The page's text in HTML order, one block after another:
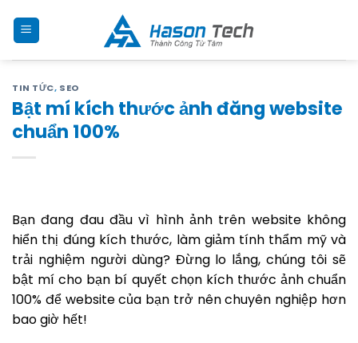
content
TIN TỨC, SEO
Bật mí kích thước ảnh đăng website
chuẩn 100%
Bạn đang đau đầu vì hình ảnh trên website không
hiển thị đúng kích thước, làm giảm tính thẩm mỹ và
trải nghiệm người dùng? Đừng lo lắng, chúng tôi sẽ
bật mí cho bạn bí quyết chọn kích thước ảnh chuẩn
100% để website của bạn trở nên chuyên nghiệp hơn
bao giờ hết!